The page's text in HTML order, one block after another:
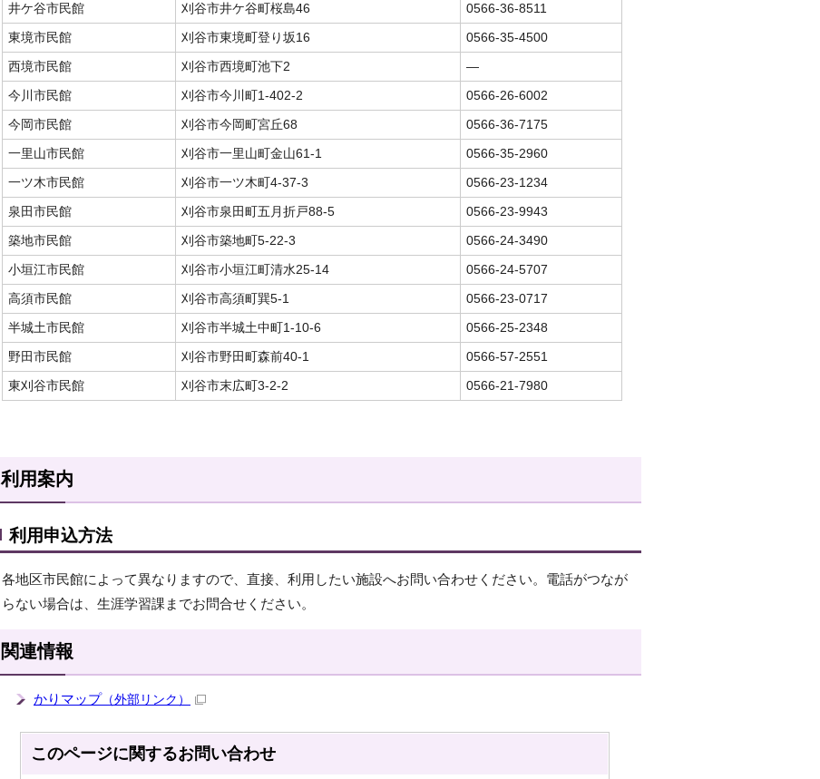
井ケ谷市民館
刈谷市井ケ谷町桜島46
0566-36-8511
東境市民館
刈谷市東境町登り坂16
0566-35-4500
西境市民館
刈谷市西境町池下2
―
今川市民館
刈谷市今川町1-402-2
0566-26-6002
今岡市民館
刈谷市今岡町宮丘68
0566-36-7175
一里山市民館
刈谷市一里山町金山61-1
0566-35-2960
一ツ木市民館
刈谷市一ツ木町4-37-3
0566-23-1234
泉田市民館
刈谷市泉田町五月折戸88-5
0566-23-9943
築地市民館
刈谷市築地町5-22-3
0566-24-3490
小垣江市民館
刈谷市小垣江町清水25-14
0566-24-5707
高須市民館
刈谷市高須町巽5-1
0566-23-0717
半城土市民館
刈谷市半城土中町1-10-6
0566-25-2348
野田市民館
刈谷市野田町森前40-1
0566-57-2551
東刈谷市民館
刈谷市末広町3-2-2 0566-21-7980
利用案内
利用申込方法
各地区市民館によって異なりますので、直接、利用したい施設へお問い合わせください。電話がつなが
らない場合は、生涯学習課までお問合せください。
関連情報
かりマップ （外部リンク）
このページに関するお問い合わせ